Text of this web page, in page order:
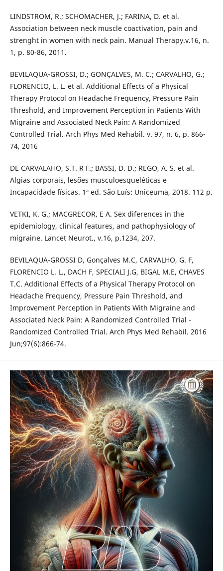
LINDSTROM, R.; SCHOMACHER, J.; FARINA, D. et al.
Association between neck muscle coactivation, pain and
strenght in women with neck pain. Manual Therapy.v.16, n.
1, p. 80-86, 2011.
BEVILAQUA-GROSSI, D.; GONÇALVES, M. C.; CARVALHO, G.;
FLORENCIO, L. L. et al. Additional Effects of a Physical
Therapy Protocol on Headache Frequency, Pressure Pain
Threshold, and Improvement Perception in Patients With
Migraine and Associated Neck Pain: A Randomized
Controlled Trial. Arch Phys Med Rehabil. v. 97, n. 6, p. 866-
74, 2016
DE CARVALAHO, S.T. R F.; BASSI, D. D.; REGO, A. S. et al.
Algias corporais, lesões musculoesqueléticas e
Incapacidade físicas. 1ª ed. São Luís: Uniceuma, 2018. 112 p.
VETKI, K. G.; MACGRECOR, E A. Sex diferences in the
epidemiology, clinical features, and pathophysiology of
migraine. Lancet Neurot., v.16, p.1234, 207.
BEVILAQUA-GROSSI D, Gonçalves M.C, CARVALHO, G. F,
FLORENCIO L. L., DACH F, SPECIALI J.G, BIGAL M.E, CHAVES
T.C. Additional Effects of a Physical Therapy Protocol on
Headache Frequency, Pressure Pain Threshold, and
Improvement Perception in Patients With Migraine and
Associated Neck Pain: A Randomized Controlled Trial -
Randomized Controlled Trial. Arch Phys Med Rehabil. 2016
Jun;97(6):866-74.